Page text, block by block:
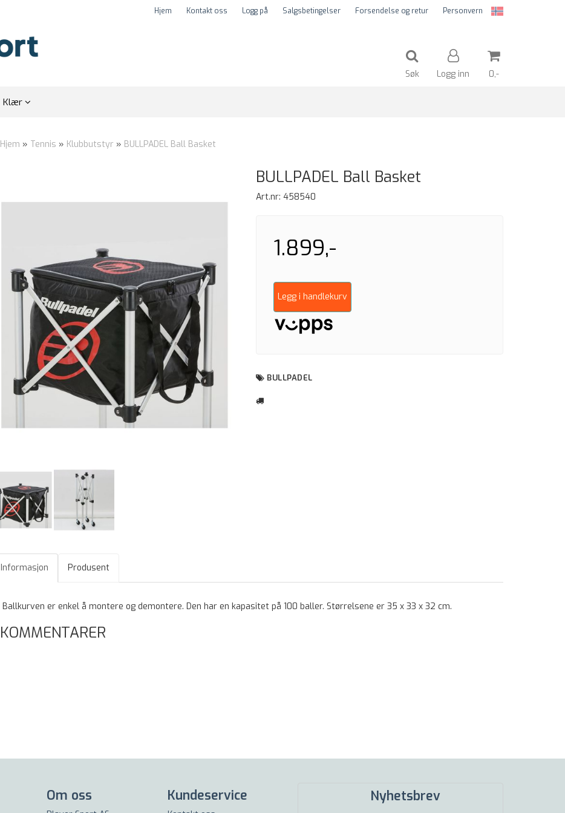
Hjem Kontakt oss Logg på Salgsbetingelser Forsendelse og retur Personvern
Søk Logg inn 0,-
Klær
Hjem » Tennis » Klubbutstyr » BULLPADEL Ball Basket
BULLPADEL Ball Basket
Art.nr:458540
1.899,-
Legg i handlekurv
BULLPADEL
Informasjon Produsent
Ballkurven er enkel å montere og demontere. Den har en kapasitet på 100 baller. Størrelsene er 35 x 33 x 32 cm.
KOMMENTARER
Om oss Kundeservice Nyhetsbrev